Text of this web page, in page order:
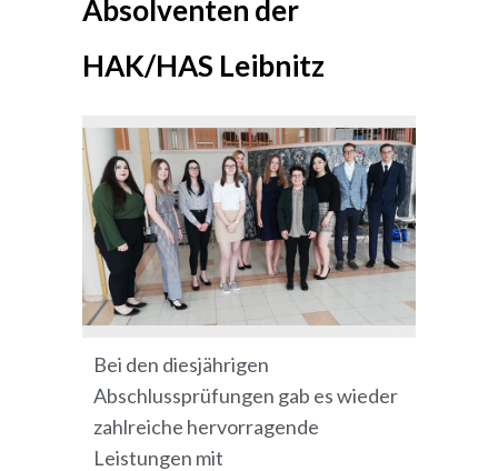
Absolventen der
HAK/HAS Leibnitz
Bei den diesjährigen
Abschlussprüfungen gab es wieder
zahlreiche hervorragende
Leistungen mit